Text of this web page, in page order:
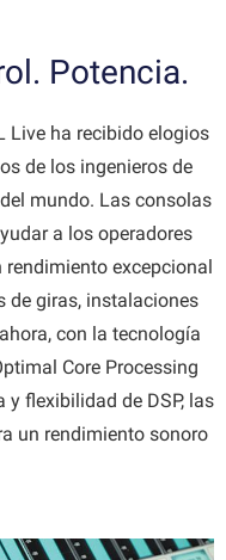
Potencia.
Live ha recibido elogios
de los ingenieros de
mundo. Las consolas
a los operadores
excepcional
de giras, instalaciones
con la tecnología
Core Processing
y flexibilidad de DSP, las
un rendimiento sonoro